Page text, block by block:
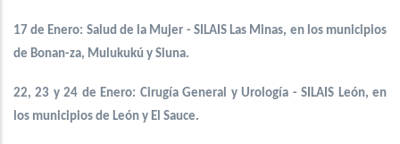
17 de Enero: Salud de la Mujer - SILAIS Las Minas, en los municipios
de Bonan-za, Mulukukú y Siuna.
22, 23 y 24 de Enero: Cirugía General y Urología - SILAIS León, en
los municipios de León y El Sauce.